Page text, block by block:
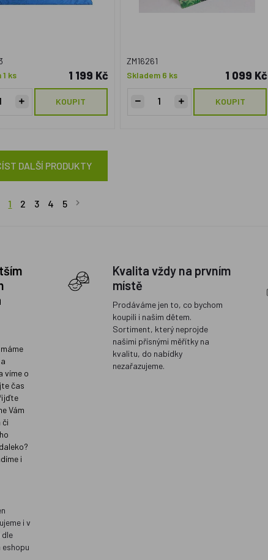
ks
1 199 Kč
KOUPIT
ZM16261
Skladem 6 ks
1 099 Kč
KOUPIT
DALŠÍ PRODUKTY
1 2 3 4 5
víme o
čas
Vám
či
i
Kvalita vždy na prvním
místě
Prodáváme jen to, co bychom
koupili i našim dětem.
Sortiment, který neprojde
našimi přísnými měřítky na
kvalitu, do nabídky
nezařazujeme.
i v
eshopu